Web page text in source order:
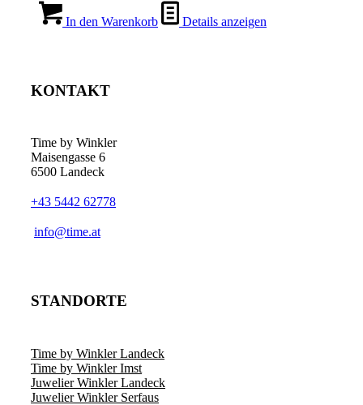
In den Warenkorb Details anzeigen
KONTAKT
Time by Winkler
Maisengasse 6
6500 Landeck
+43 5442 62778
­info@time.at
STANDORTE
Time by Winkler Landeck
Time by Winkler Imst
Juwelier Winkler Landeck
Juwelier Winkler Serfaus